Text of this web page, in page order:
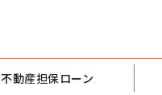
不動産担保ローン